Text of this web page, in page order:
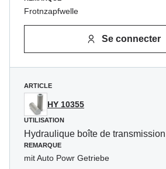
Frotnzapfwelle
Se connecter
ARTICLE
HY 10355
UTILISATION
Hydraulique boîte de transmission
REMARQUE
mit Auto Powr Getriebe